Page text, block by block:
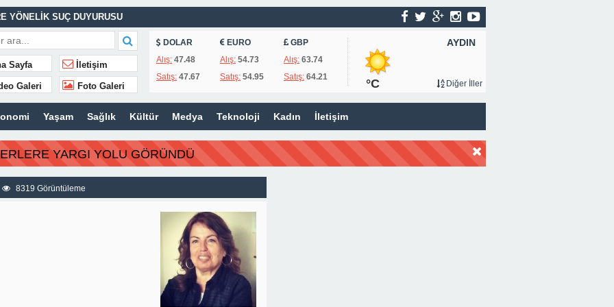
YÖNELİK SUÇ DUYURUSU
EFE İBRİKOĞLU’NUN ADI VERİLDİ
UNUTULMADI
Sayfa İletişim
Galeri Foto Galeri
DOLAR
Alış: 47.48
Satış: 47.67
EURO
Alış:54.73
Satış:54.95
GBP
Alış:63.74
Satış:64.21
AYDIN
°C Diğer İller
Yaşam Sağlık Kültür Medya Teknoloji Kadın İletişim
YARGI YOLU GÖRÜNDÜ
8319 Görüntüleme